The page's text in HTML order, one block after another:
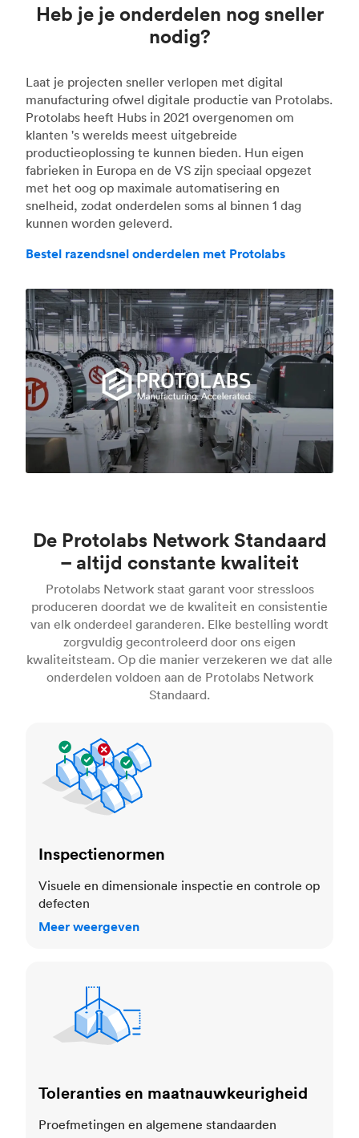
Heb je je onderdelen nog sneller
nodig?
Laat je projecten sneller verlopen met digital
manufacturing ofwel digitale productie van Protolabs.
Protolabs heeft Hubs in 2021 overgenomen om
klanten 's werelds meest uitgebreide
productieoplossing te kunnen bieden. Hun eigen
fabrieken in Europa en de VS zijn speciaal opgezet
met het oog op maximale automatisering en
snelheid, zodat onderdelen soms al binnen 1 dag
kunnen worden geleverd.
Bestel razendsnel onderdelen met Protolabs
De Protolabs Network Standaard
– altijd constante kwaliteit
Protolabs Network staat garant voor stressloos
produceren doordat we de kwaliteit en consistentie
van elk onderdeel garanderen. Elke bestelling wordt
zorgvuldig gecontroleerd door ons eigen
kwaliteitsteam. Op die manier verzekeren we dat alle
onderdelen voldoen aan de Protolabs Network
Standaard.
Inspectienormen
Visuele en dimensionale inspectie en controle op
defecten
Meer weergeven
Toleranties en maatnauwkeurigheid
Proefmetingen en algemene standaarden